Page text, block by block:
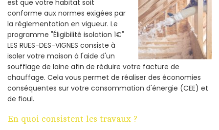
est que votre habitat soit
conforme aux normes exigées par
la réglementation en vigueur. Le
programme "Éligibilité isolation 1€"
LES RUES-DES-VIGNES consiste à
isoler votre maison à l'aide d'un
soufflage de laine afin de réduire votre facture de
chauffage. Cela vous permet de réaliser des économies
conséquentes sur votre consommation d'énergie (CEE) et
de fioul.
En quoi consistent les travaux ?